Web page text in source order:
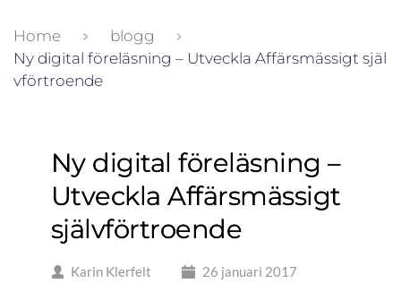
Home
blogg
Ny digital föreläsning – Utveckla Affärsmässigt själ
vförtroende
Ny digital föreläsning –
Utveckla Affärsmässigt
självförtroende
Karin Klerfelt 26 januari 2017